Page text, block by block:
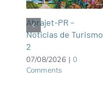
Abrajet-PR –
Notícias de Turismo
2
07/08/2026 | 0
Comments